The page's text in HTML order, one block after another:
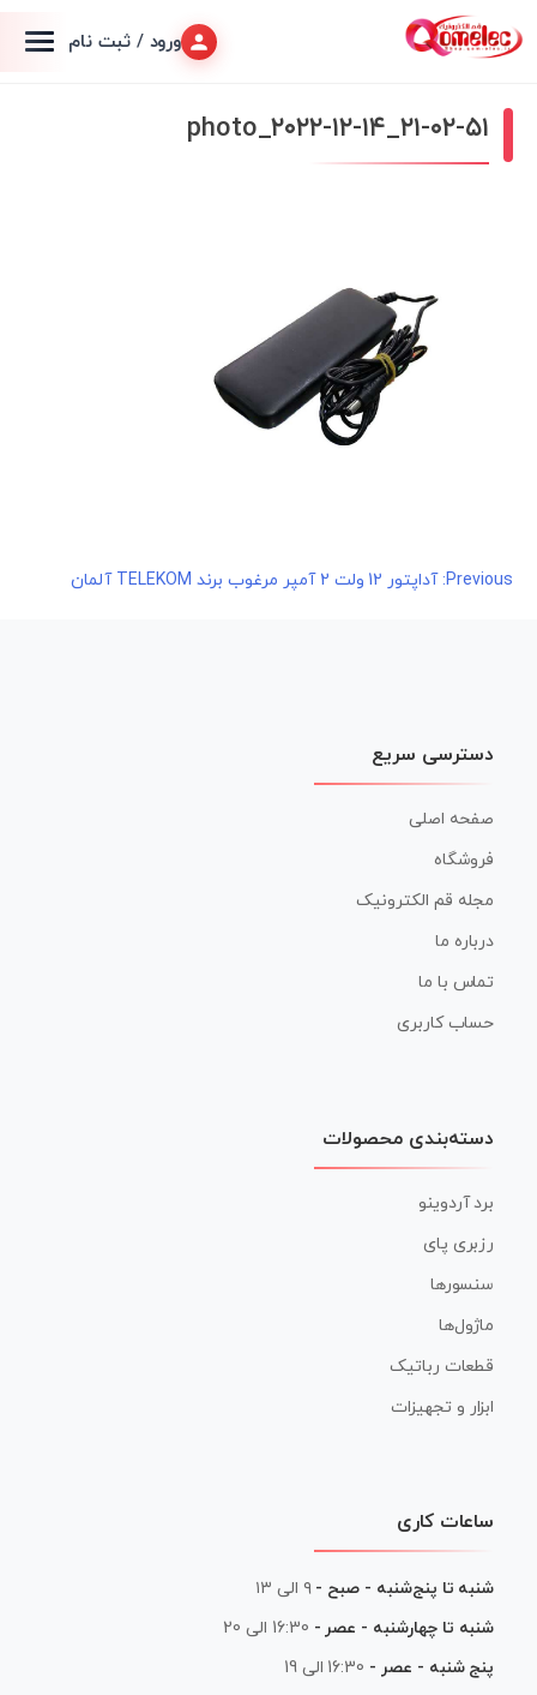
ورود / ثبت نام
photo_۲۰۲۲-۱۲-۱۴_۲۱-۰۲-۵۱
راهبری
Previous: آداپتور 12 ولت 2 آمپر مرغوب برند TELEKOM آلمان
دسترسی سریع
صفحه اصلی
فروشگاه
مجله قم الکترونیک
درباره ما
تماس با ما
حساب کاربری
دسته‌بندی محصولات
برد آردوینو
رزبری پای
سنسورها
ماژول‌ها
قطعات رباتیک
ابزار و تجهیزات
ساعات کاری
شنبه تا پنج‌شنبه - صبح - ۹ الی ۱۳
شنبه تا چهارشنبه - عصر - 16:30 الی 20
پنج شنبه - عصر - 16:30 الی 19